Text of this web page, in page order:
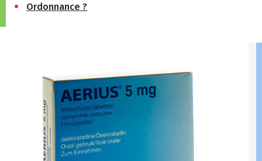
Ordonnance ?